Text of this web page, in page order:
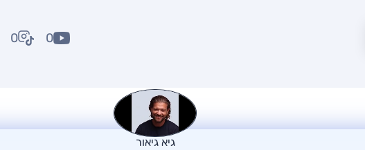
0
0
גיא גיאור